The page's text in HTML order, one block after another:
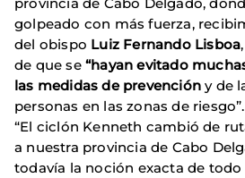
golpeado con más fuerza,
del obispo Luiz Fernando Lisboa
de que se “hayan evitado
las medidas de prevención y de
personas en las zonas de riesgo”.
“El ciclón Kenneth cambió de
a nuestra provincia de Cabo
todavía la noción exacta de